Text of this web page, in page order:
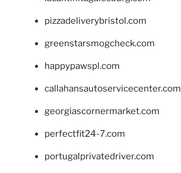
pizzadeliverybristol.com
greenstarsmogcheck.com
happypawspl.com
callahansautoservicecenter.com
georgiascornermarket.com
perfectfit24-7.com
portugalprivatedriver.com